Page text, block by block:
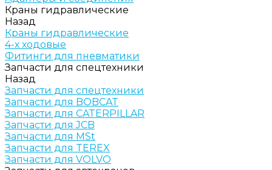
Краны гидравлические
Назад
Краны гидравлические
4-х ходовые
Фитинги для пневматики
Запчасти для спецтехники
Назад
Запчасти для спецтехники
Запчасти для BOBCAT
Запчасти для CATERPILLAR
Запчасти для JCB
Запчасти для MSt
Запчасти для TEREX
Запчасти для VOLVO